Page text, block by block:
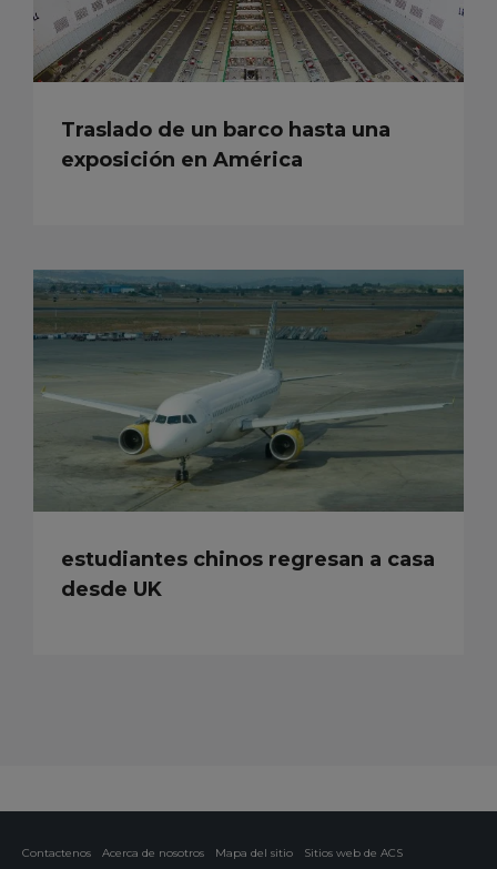
Traslado de un barco hasta una
exposición en América
estudiantes chinos regresan a casa
desde UK
Contactenos Acerca de nosotros Mapa del sitio Sitios web de ACS